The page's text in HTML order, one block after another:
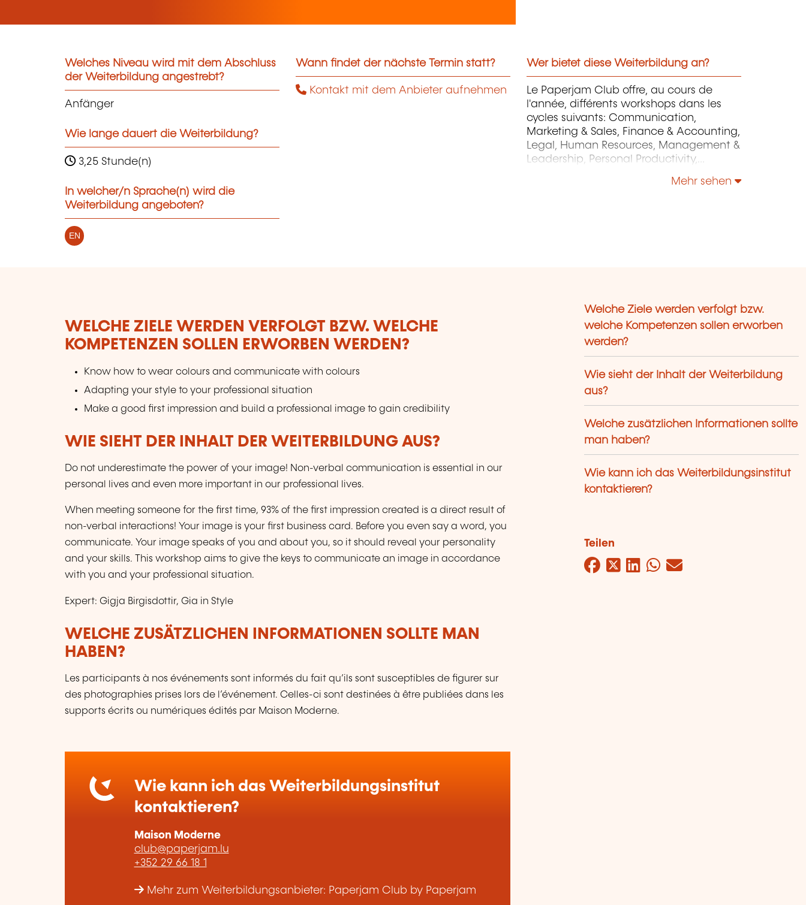
Welches Niveau wird mit dem Abschluss
der Weiterbildung angestrebt?
Anfänger
Wie lange dauert die Weiterbildung?
3,25 Stunde(n)
In welcher/n Sprache(n) wird die
Weiterbildung angeboten?
EN
Wann findet der nächste Termin statt?
Kontakt mit dem Anbieter aufnehmen
Wer bietet diese Weiterbildung an?
Le Paperjam Club offre, au cours de
l'année, différents workshops dans les
cycles suivants: Communication,
Marketing & Sales, Finance & Accounting,
Legal, Human Resources, Management &
Leadership, Personal Productivity,
Mehr sehen
WELCHE ZIELE WERDEN VERFOLGT BZW. WELCHE
KOMPETENZEN SOLLEN ERWORBEN WERDEN?
Know how to wear colours and communicate with colours
Adapting your style to your professional situation
Make a good first impression and build a professional image to gain credibility
WIE SIEHT DER INHALT DER WEITERBILDUNG AUS?
Do not underestimate the power of your image! Non-verbal communication is essential in our
personal lives and even more important in our professional lives.
When meeting someone for the first time, 93% of the first impression created is a direct result of
non-verbal interactions! Your image is your first business card. Before you even say a word, you
communicate. Your image speaks of you and about you, so it should reveal your personality
and your skills. This workshop aims to give the keys to communicate an image in accordance
with you and your professional situation.
Expert: Gigja Birgisdottir, Gia in Style
WELCHE ZUSÄTZLICHEN INFORMATIONEN SOLLTE MAN
HABEN?
Les participants à nos événements sont informés du fait qu’ils sont susceptibles de figurer sur
des photographies prises lors de l’événement. Celles-ci sont destinées à être publiées dans les
supports écrits ou numériques édités par Maison Moderne.
Wie kann ich das Weiterbildungsinstitut
kontaktieren?
Maison Moderne
club@paperjam.lu
+352 29 66 18 1
Mehr zum Weiterbildungsanbieter: Paperjam Club by Paperjam
Welche Ziele werden verfolgt bzw.
welche Kompetenzen sollen erworben
werden?
Wie sieht der Inhalt der Weiterbildung
aus?
Welche zusätzlichen Informationen sollte
man haben?
Wie kann ich das Weiterbildungsinstitut
kontaktieren?
Teilen
Facebook
Twitter
LinkedIn
WhatsApp
Mail